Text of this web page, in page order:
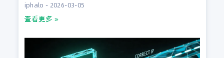
iphalo 2026-03-05
查看更多 »